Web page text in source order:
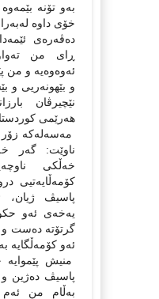
به‌و تۆنه‌
خۆی داوه‌
ده‌ڤه‌ره‌ی
ڕای من
ئه‌وه‌وه‌یه‌ و من
و بێهونه‌ریی و
نێچیرڤان
هه‌رێمی
مه‌سه‌له‌که‌ زۆر
ناوێت: گه‌ر
خه‌ڵکی
کۆمه‌ڵایه‌تیی
پاسیڤ ژیان،
یه‌خه‌ی ئه‌و
گرتۆته‌ ده‌ست و
ئه‌و کۆمه‌ڵگایه‌
منیش پێموایه‌
پاسیڤ ده‌ژین و
به‌ڵام من ئه‌م